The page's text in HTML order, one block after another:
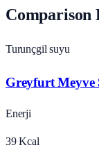
Comparison
Turunçgil suyu
Greyfurt Meyve
Enerji
39 Kcal